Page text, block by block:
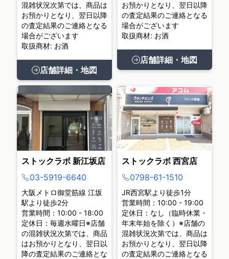
混雑状況次第では、商品は
お預かりとなり、翌日以降
の査定結果のご連絡となる
場合がございます
取扱商材: お酒
店舗詳細・地図
お預かりとなり、翌日以降
の査定結果のご連絡となる
場合がございます
取扱商材: お酒
店舗詳細・地図
ストックラボ 新江坂店
03-5919-6640
大阪メトロ御堂筋線 江坂
駅より徒歩2分
営業時間：10:00 - 18:00
定休日：毎週水曜日※店舗
の混雑状況次第では、商品
はお預かりとなり、翌日以
降の査定結果のご連絡とな
ストックラボ 西宮店
0798-61-1510
JR西宮駅より徒歩1分
営業時間：10:00 - 19:00
定休日：なし（臨時休業・
年末年始を除く）※店舗の
混雑状況次第では、商品は
お預かりとなり、翌日以降
の査定結果のご連絡となる